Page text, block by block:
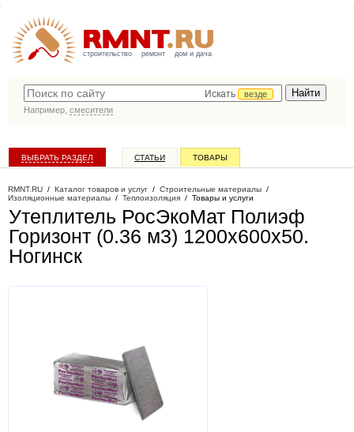
строительство ремонт дом и дача
Искать
везде
Например, смесители
ВЫБРАТЬ РАЗДЕЛ СТАТЬИ ТОВАРЫ
RMNT.RU / Каталог товаров и услуг / Строительные материалы /
Изоляционные материалы / Теплоизоляция / Товары и услуги
Утеплитель РосЭкоМат Полиэф
Горизонт (0.36 м3) 1200х600х50.
Ногинск